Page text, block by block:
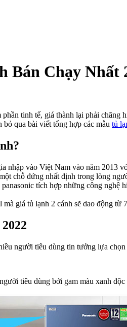
Bán Chạy Nhất
tinh tế, giá thành lại phải
qua bài viết tổng hợp các mẫu tủ
nhập vào Việt Nam vào năm
chỗ đứng nhất định trong lòng
tích hợp những công nghệ
mà giá tủ lạnh 2 cánh sẽ dao động từ
người tiêu dùng tin tưởng lựa
tiêu dùng bởi gam màu xanh